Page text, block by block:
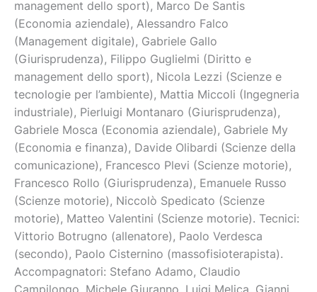
management dello sport), Marco De Santis
(Economia aziendale), Alessandro Falco
(Management digitale), Gabriele Gallo
(Giurisprudenza), Filippo Guglielmi (Diritto e
management dello sport), Nicola Lezzi (Scienze e
tecnologie per l’ambiente), Mattia Miccoli (Ingegneria
industriale), Pierluigi Montanaro (Giurisprudenza),
Gabriele Mosca (Economia aziendale), Gabriele My
(Economia e finanza), Davide Olibardi (Scienze della
comunicazione), Francesco Plevi (Scienze motorie),
Francesco Rollo (Giurisprudenza), Emanuele Russo
(Scienze motorie), Niccolò Spedicato (Scienze
motorie), Matteo Valentini (Scienze motorie). Tecnici:
Vittorio Botrugno (allenatore), Paolo Verdesca
(secondo), Paolo Cisternino (massofisioterapista).
Accompagnatori: Stefano Adamo, Claudio